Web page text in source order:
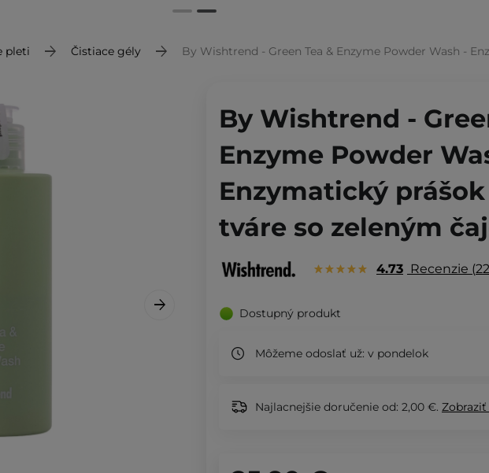
pleti Čistiace gély By Wishtrend - Green Tea & Enzyme Powder Wash - Enzymatický
By Wishtrend -
Enzyme Powder
Enzymatický
tváre so zeleným
4.73 Recenzie 22
Dostupný produkt
Môžeme odoslať už: v pondelok
Najlacnejšie doručenie od: 2,00 €. Zobraziť